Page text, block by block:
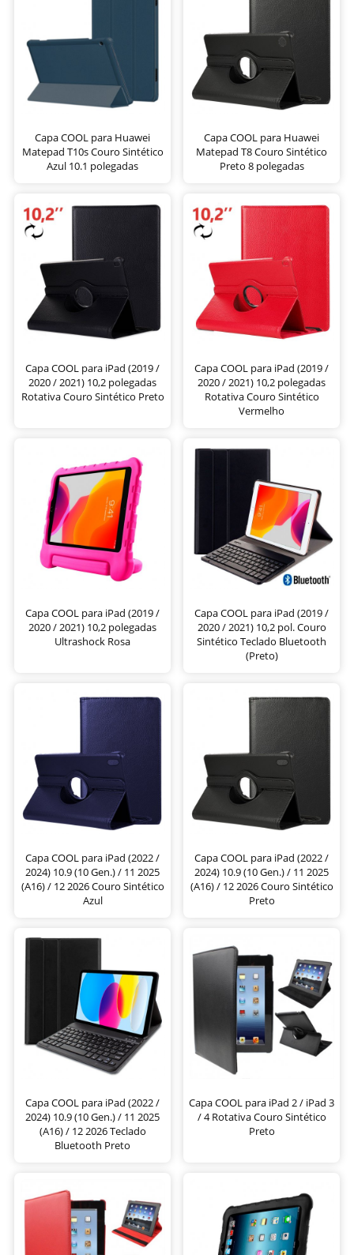
Capa COOL para Huawei
Matepad T10s Couro Sintético
Azul 10.1 polegadas
Capa COOL para Huawei
Matepad T8 Couro Sintético
Preto 8 polegadas
Capa COOL para iPad (2019 /
2020 / 2021) 10,2 polegadas
Rotativa Couro Sintético Preto
Capa COOL para iPad (2019 /
2020 / 2021) 10,2 polegadas
Rotativa Couro Sintético
Vermelho
Capa COOL para iPad (2019 /
2020 / 2021) 10,2 polegadas
Ultrashock Rosa
Capa COOL para iPad (2019 /
2020 / 2021) 10,2 pol. Couro
Sintético Teclado Bluetooth
(Preto)
Capa COOL para iPad (2022 /
2024) 10.9 (10 Gen.) / 11 2025
(A16) / 12 2026 Couro Sintético
Azul
Capa COOL para iPad (2022 /
2024) 10.9 (10 Gen.) / 11 2025
(A16) / 12 2026 Couro Sintético
Preto
Capa COOL para iPad (2022 /
2024) 10.9 (10 Gen.) / 11 2025
(A16) / 12 2026 Teclado
Bluetooth Preto
Capa COOL para iPad 2 / iPad 3
/ 4 Rotativa Couro Sintético
Preto